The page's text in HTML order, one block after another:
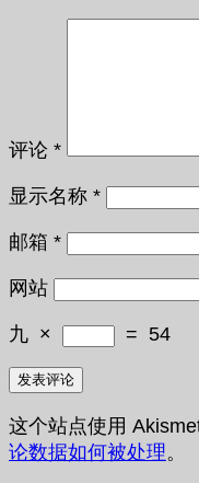
评论 *
显示名称 *
邮箱 *
网站
九 × = 54
这个站点使用
论数据如何被处理。